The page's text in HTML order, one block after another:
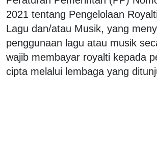
2021 tentang Pengelolaan Royalti
Lagu dan/atau Musik, yang
penggunaan lagu atau musik
wajib membayar royalti kepada
cipta melalui lembaga yang